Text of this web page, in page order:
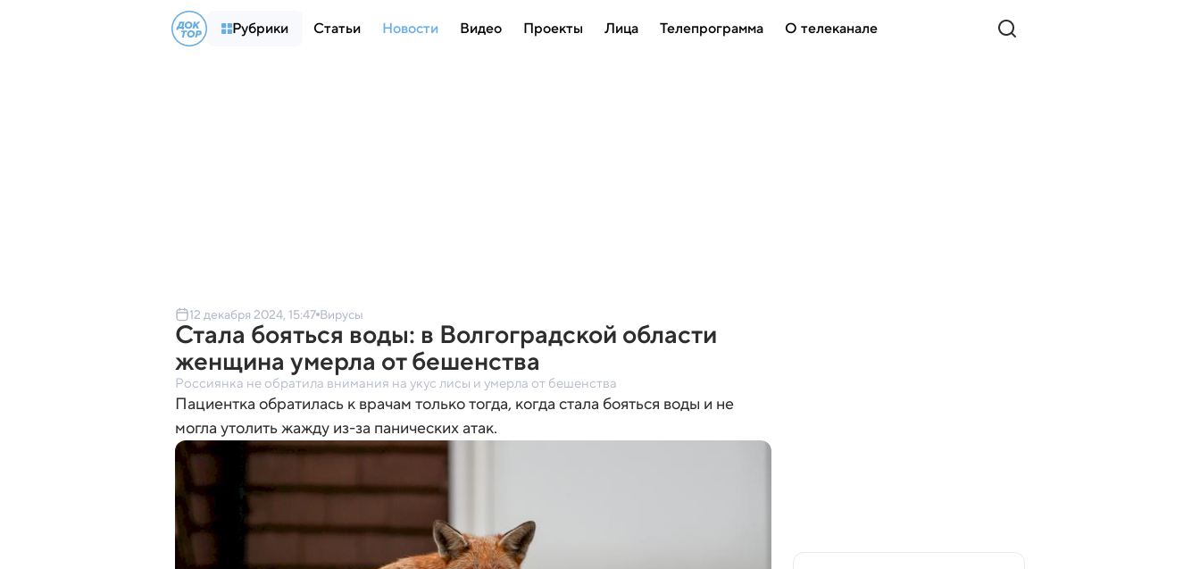
Рубрики Статьи Новости Видео Проекты Лица Телепрограмма О телеканале
12 декабря 2024, 15:47 Вирусы
Стала бояться воды: в Волгоградской области
женщина умерла от бешенства
Россиянка не обратила внимания на укус лисы и умерла от бешенства
Пациентка обратилась к врачам только тогда, когда стала бояться воды и не
могла утолить жажду из-за панических атак.